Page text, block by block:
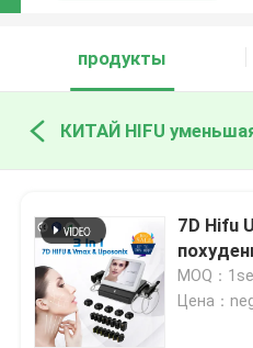
продукты
КИТАЙ HIFU
7D Hifu
MOQ：
Цена：